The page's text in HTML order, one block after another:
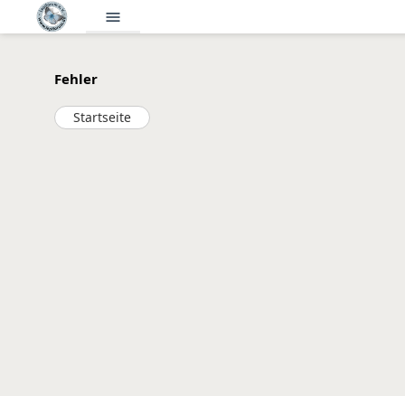
menu
Fehler
Startseite